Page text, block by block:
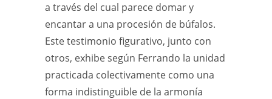
a través del cual parece domar y
encantar a una procesión de búfalos.
Este testimonio figurativo, junto con
otros, exhibe según Ferrando la unidad
practicada colectivamente como una
forma indistinguible de la armonía